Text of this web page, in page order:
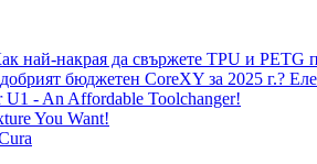
най-накрая да свържете TPU и PETG
бюджетен CoreXY за 2025 г.?
U1 - An Affordable Toolchanger!
You Want!